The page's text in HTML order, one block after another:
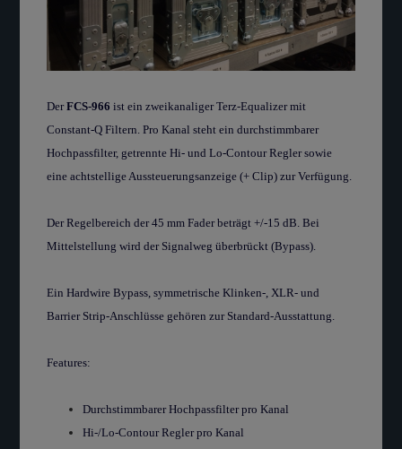
Der FCS-966 ist ein zweikanaliger Terz-Equalizermit
Constant-Q Filtern. Pro Kanal steht ein durchstimmbarer
Hochpassfilter, getrennte Hi- und Lo-Contour Reglersowie
eine achtstellige Aussteuerungsanzeige (+ Clip) zur Verfügung.
Der Regelbereich der 45 mm Fader beträgt +/-15 dB. Bei
Mittelstellung wird der Signalweg überbrückt (Bypass).
Ein Hardwire Bypass, symmetrische Klinken-, XLR- und
Barrier Strip-Anschlüsse gehören zur Standard-Ausstattung.
Features:
Durchstimmbarer Hochpassfilter pro Kanal
Hi-/Lo-Contour Regler pro Kanal